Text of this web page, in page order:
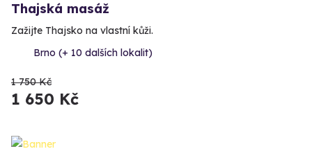
Thajská masáž
Zažijte Thajsko na vlastní kůži.
Brno (+ 10 dalších lokalit)
1 750 Kč
1 650 Kč